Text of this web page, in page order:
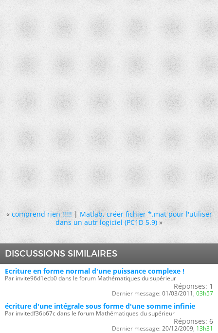
« comprend rien !!!!!|Matlab, créer fichier *.mat pour l'utiliser
dans un autr logiciel (PC1D 5.9) »
DISCUSSIONS SIMILAIRES
Ecriture en forme normal d'une puissance complexe !
Par invite96d1ecb0 dans le forum Mathématiques du supérieur
Réponses: 1
Dernier message: 01/03/2011, 03h57
écriture d'une intégrale sous forme d'une somme infinie
Par invitedf36b67c dans le forum Mathématiques du supérieur
Réponses: 6
Dernier message: 20/12/2009, 13h31